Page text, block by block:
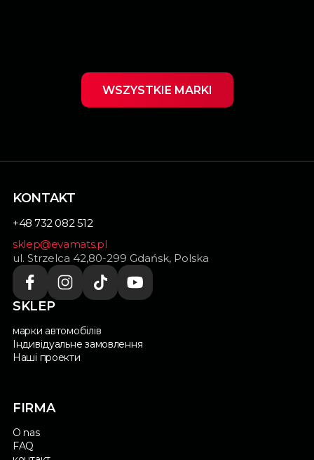
WSZYSTKIE MARKI
SKLEP
марки автомобілів
Індивідуальне замовлення
Наші проекти
FIRMA
O nas
FAQ
KONTAKT
+48 732 082 512
sklep@evamats.pl
ul. Strzelca 42,80-299 Gdańsk, Polska